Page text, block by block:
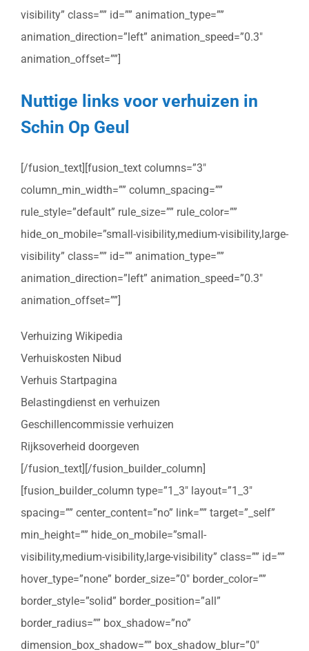
visibility” class=”” id=”” animation_type=””
animation_direction=”left” animation_speed=”0.3″
animation_offset=””]
Nuttige links voor verhuizen in
Schin Op Geul
[/fusion_text][fusion_text columns=”3″
column_min_width=”” column_spacing=””
rule_style=”default” rule_size=”” rule_color=””
hide_on_mobile=”small-visibility,medium-visibility,large-
visibility” class=”” id=”” animation_type=””
animation_direction=”left” animation_speed=”0.3″
animation_offset=””]
Verhuizing Wikipedia
Verhuiskosten Nibud
Verhuis Startpagina
Belastingdienst en verhuizen
Geschillencommissie verhuizen
Rijksoverheid doorgeven
[/fusion_text][/fusion_builder_column]
[fusion_builder_column type=”1_3″ layout=”1_3″
spacing=”” center_content=”no” link=”” target=”_self”
min_height=”” hide_on_mobile=”small-
visibility,medium-visibility,large-visibility” class=”” id=””
hover_type=”none” border_size=”0″ border_color=””
border_style=”solid” border_position=”all”
border_radius=”” box_shadow=”no”
dimension_box_shadow=”” box_shadow_blur=”0″